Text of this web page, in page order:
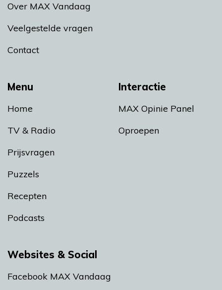
Menu
Home
TV & Radio
Prijsvragen
Puzzels
Recepten
Podcasts
Interactie
MAX Opinie Panel
Oproepen
Over MAX Vandaag
Veelgestelde vragen
Contact
Websites & Social
Facebook MAX Vandaag